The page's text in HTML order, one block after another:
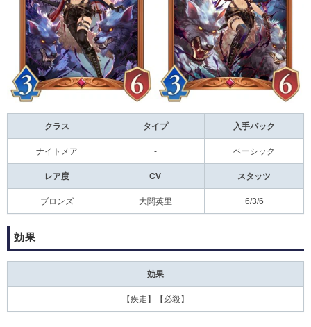
クラス タイプ 入手パック
ナイトメア - ベーシック
レア度 CV スタッツ
ブロンズ 大関英里 6/3/6
効果
効果
【疾走 】【 必殺】